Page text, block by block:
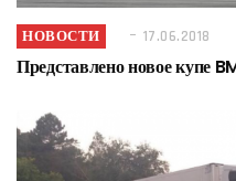
НОВОСТИ 17.06.2018
Представлено новое купе